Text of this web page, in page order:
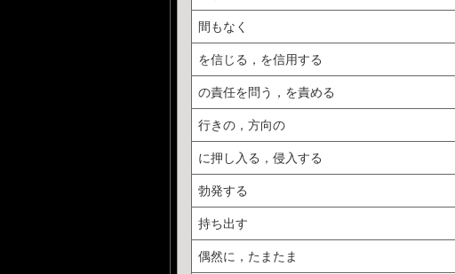
間もなく
を信じる，を信用する
の責任を問う，を責める
行きの，方向の
に押し入る，侵入する
勃発する
持ち出す
偶然に，たまたま